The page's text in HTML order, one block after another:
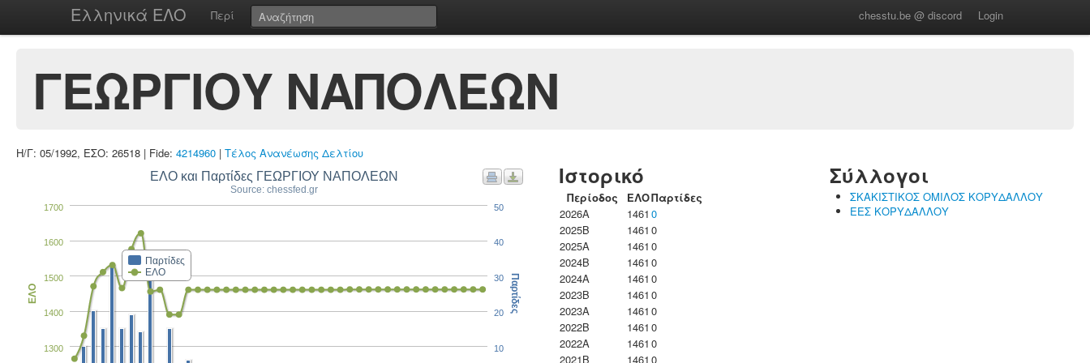
Ελληνικά ΕΛΟ Περί chesstu.be @ discord Login
ΓΕΩΡΓΙΟΥ ΝΑΠΟΛΕΩΝ
Η/Γ: 05/1992, ΕΣΟ: 26518 | Fide: 4214960 | Τέλος Ανανέωσης Δελτίου
ΕΛΟ και Παρτίδες ΓΕΩΡΓΙΟΥ ΝΑΠΟΛΕΩΝ
Source: chessfed.gr
Παρτίδες
ΕΛΟ
1300
1400
1500
1600
1700
ΕΛΟ
10
20
30
40
50
Παρτίδες
Ιστορικό
Περίοδος ΕΛΟΠαρτίδες
2026A
1461 0
2025B
1461 0
2025A
1461 0
2024B
1461 0
2024A
1461 0
2023B
1461 0
2023Α
1461 0
2022B
1461 0
2022A
1461 0
2021B
1461 0
Σύλλογοι
ΣΚΑΚΙΣΤΙΚΟΣ ΟΜΙΛΟΣ ΚΟΡΥΔΑΛΛΟΥ
ΕΕΣ ΚΟΡΥΔΑΛΛΟΥ